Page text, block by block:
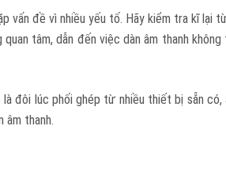
vấn đề vì nhiều yếu tố. Hãy kiểm tra kĩ lại
tâm, dẫn đến việc dàn âm thanh
đôi lúc phối ghép từ nhiều thiết bị sẵn có,
thanh.